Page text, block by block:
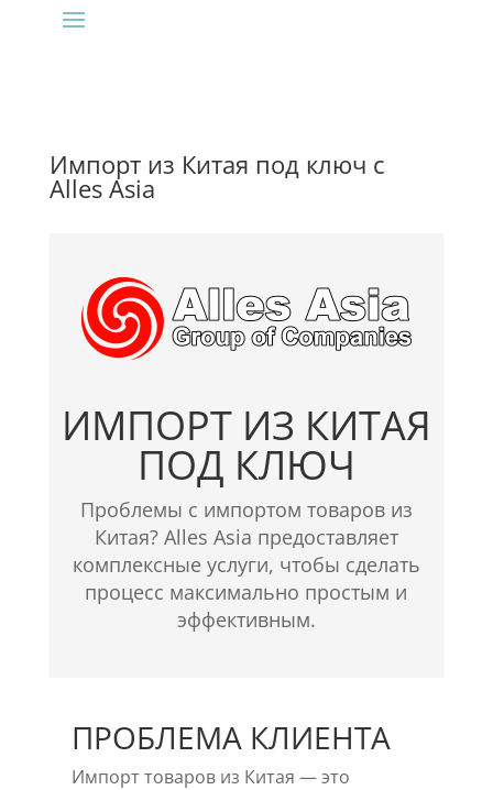
Импорт из Китая под ключ с
Alles Asia
ИМПОРТ ИЗ КИТАЯ
ПОД КЛЮЧ
Проблемы с импортом товаров из
Китая? Alles Asia предоставляет
комплексные услуги, чтобы сделать
процесс максимально простым и
эффективным.
ПРОБЛЕМА КЛИЕНТА
Импорт товаров из Китая — это